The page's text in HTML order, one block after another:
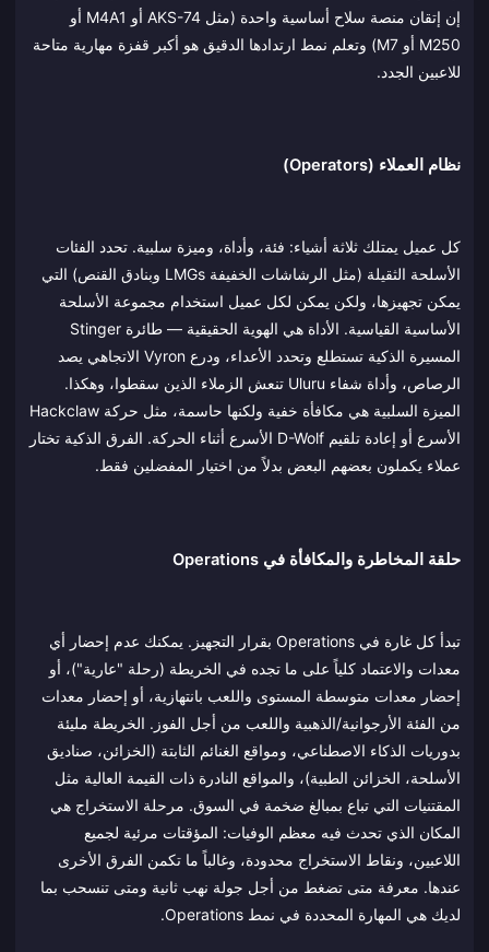
إن إتقان منصة سلاح أساسية واحدة (مثل AKS-74 أو M4A1 أو
M250 أو M7) وتعلم نمط ارتدادها الدقيق هو أكبر قفزة مهارية متاحة
للاعبين الجدد.
نظام العملاء (Operators)
كل عميل يمتلك ثلاثة أشياء: فئة، وأداة، وميزة سلبية. تحدد الفئات
الأسلحة الثقيلة (مثل الرشاشات الخفيفة LMGs وبنادق القنص) التي
يمكن تجهيزها، ولكن يمكن لكل عميل استخدام مجموعة الأسلحة
الأساسية القياسية. الأداة هي الهوية الحقيقية — طائرة Stinger
المسيرة الذكية تستطلع وتحدد الأعداء، ودرع Vyron الاتجاهي يصد
الرصاص، وأداة شفاء Uluru تنعش الزملاء الذين سقطوا، وهكذا.
الميزة السلبية هي مكافأة خفية ولكنها حاسمة، مثل حركة Hackclaw
الأسرع أو إعادة تلقيم D-Wolf الأسرع أثناء الحركة. الفرق الذكية تختار
عملاء يكملون بعضهم البعض بدلاً من اختيار المفضلين فقط.
حلقة المخاطرة والمكافأة في Operations
تبدأ كل غارة في Operations بقرار التجهيز. يمكنك عدم إحضار أي
معدات والاعتماد كلياً على ما تجده في الخريطة (رحلة "عارية")، أو
إحضار معدات متوسطة المستوى واللعب بانتهازية، أو إحضار معدات
من الفئة الأرجوانية/الذهبية واللعب من أجل الفوز. الخريطة مليئة
بدوريات الذكاء الاصطناعي، ومواقع الغنائم الثابتة (الخزائن، صناديق
الأسلحة، الخزائن الطبية)، والمواقع النادرة ذات القيمة العالية مثل
المقتنيات التي تباع بمبالغ ضخمة في السوق. مرحلة الاستخراج هي
المكان الذي تحدث فيه معظم الوفيات: المؤقتات مرئية لجميع
اللاعبين، ونقاط الاستخراج محدودة، وغالباً ما تكمن الفرق الأخرى
عندها. معرفة متى تضغط من أجل جولة نهب ثانية ومتى تنسحب بما
لديك هي المهارة المحددة في نمط Operations.